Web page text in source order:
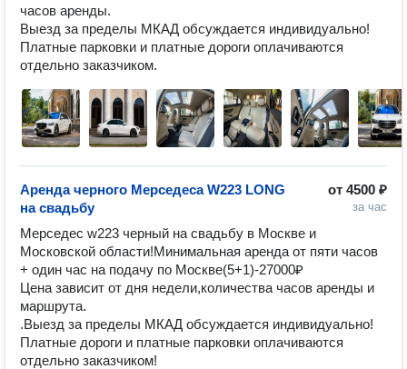
часов аренды.
Выезд за пределы МКАД обсуждается индивидуально!
Платные парковки и платные дороги оплачиваются
отдельно заказчиком.
от 4500 ₽
за час
Аренда черного Мерседеса W223 LONG
на свадьбу
Мерседес w223 черный на свадьбу в Москве и
Московской области!Минимальная аренда от пяти часов
+ один час на подачу по Москве(5+1)-27000₽
Цена зависит от дня недели,количества часов аренды и
маршрута.
.Выезд за пределы МКАД обсуждается индивидуально!
Платные дороги и платные парковки оплачиваются
отдельно заказчиком!